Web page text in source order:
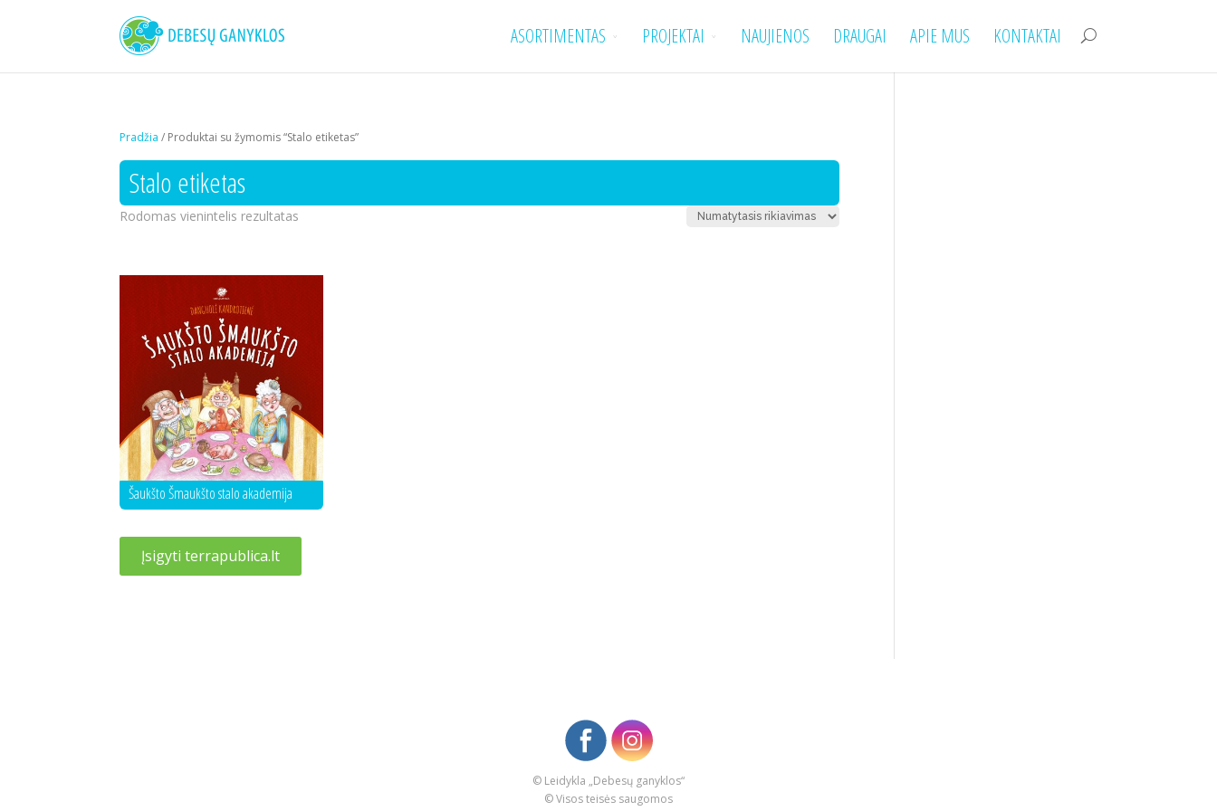
ASORTIMENTAS PROJEKTAI NAUJIENOS DRAUGAI APIE MUS KONTAKTAI
Pradžia / Produktai su žymomis “Stalo etiketas”
Stalo etiketas
Rodomas vienintelis rezultatas
Šaukšto Šmaukšto stalo akademija
Įsigyti terrapublica.lt
© Leidykla „Debesų ganyklos“
© Visos teisės saugomos